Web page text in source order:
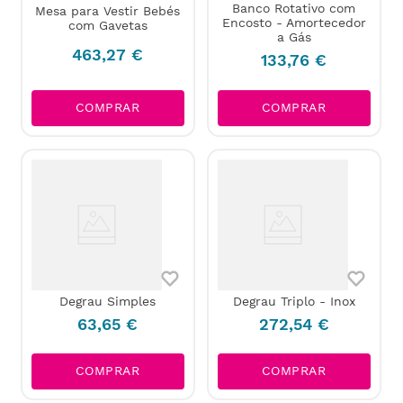
Mesa para Vestir Bebés
com Gavetas
463,27 €
COMPRAR
Banco Rotativo com
Encosto - Amortecedor
a Gás
133,76 €
COMPRAR
Degrau Simples
63,65 €
COMPRAR
Degrau Triplo - Inox
272,54 €
COMPRAR